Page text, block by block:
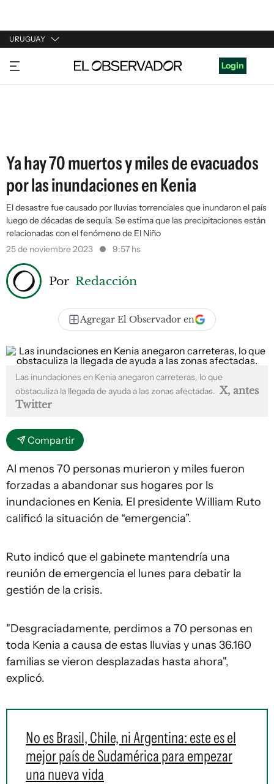
URUGUAY
URUGUAY
ARGENTINA
Login
Ya hay 70 muertos y miles de evacuados
por las inundaciones en Kenia
El desastre fue causado por lluvias torrenciales que inundaron el país
luego de décadas de sequía. Se estima que las precipitaciones están
relacionadas con el fenómeno de El Niño
25 de noviembre 2023
9:57 hs
Por Redacción
Agregar El Observador en
Las inundaciones en Kenia anegaron carreteras, lo que
obstaculiza la llegada de ayuda a las zonas afectadas. X, antes
Twitter
Compartir
Al menos 70 personas murieron y miles fueron
forzadas a abandonar sus hogares por ls
inundaciones en Kenia. El presidente William Ruto
calificó la situación de “emergencia”.
Ruto indicó que el gabinete mantendría una
reunión de emergencia el lunes para debatir la
gestión de la crisis.
"Desgraciadamente, perdimos a 70 personas en
toda Kenia a causa de estas lluvias y unas 36.160
familias se vieron desplazadas hasta ahora",
explicó.
No es Brasil, Chile, ni Argentina: este es el
mejor país de Sudamérica para empezar
una nueva vida